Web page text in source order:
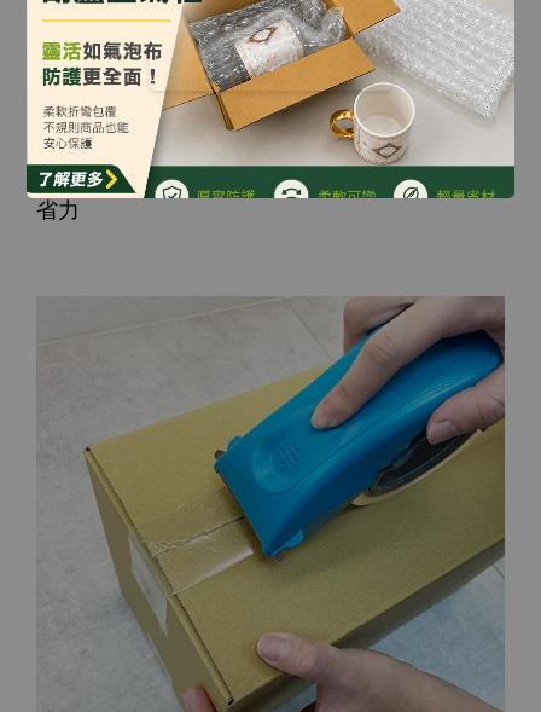
省力封箱設計
有效降低封箱阻力的專利結構，讓您封箱輕鬆又
省力